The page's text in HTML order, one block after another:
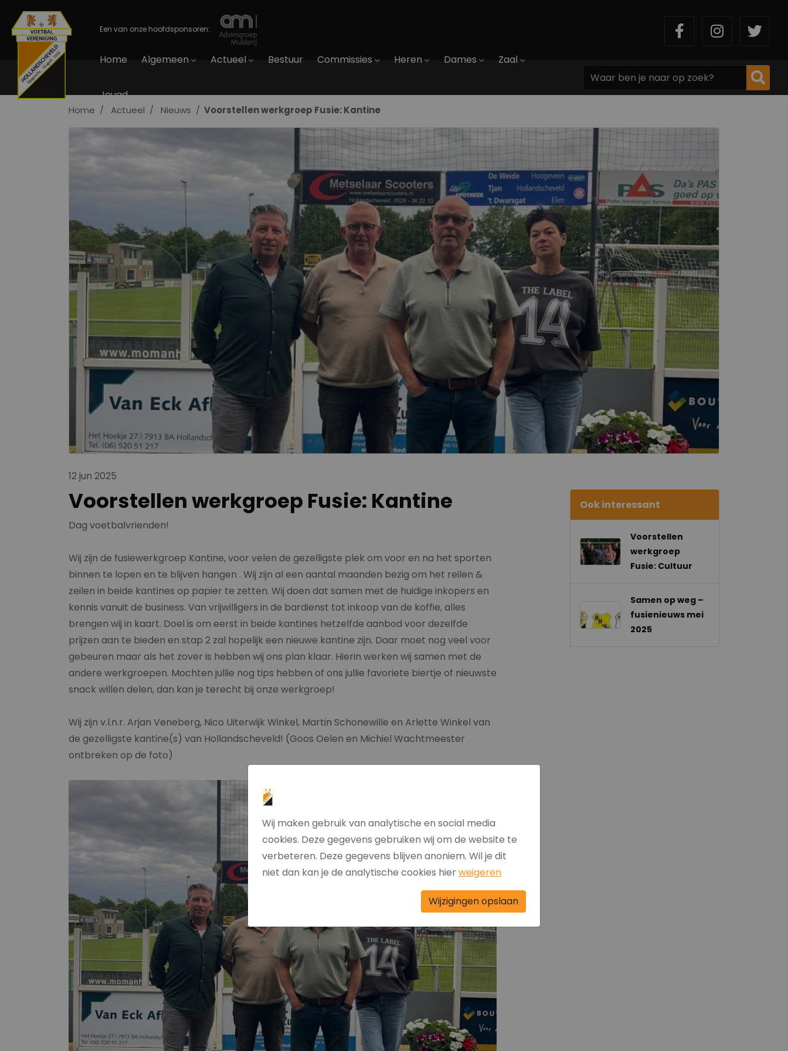
Een van onze hoofdsponsoren:
Home Algemeen Actueel Bestuur Commissies Heren Dames Zaal
Jeugd
Home Actueel Nieuws Voorstellen werkgroep Fusie: Kantine
12 jun 2025
Voorstellen werkgroep Fusie: Kantine
Dag voetbalvrienden!
Wij zijn de fusiewerkgroep Kantine, voor velen de gezelligste plek om voor en na het sporten
binnen te lopen en te blijven hangen . Wij zijn al een aantal maanden bezig om het reilen &
zeilen in beide kantines op papier te zetten. Wij doen dat samen met de huidige inkopers en
kennis vanuit de business. Van vrijwilligers in de bardienst tot inkoop van de koffie, alles
brengen wij in kaart. Doel is om eerst in beide kantines hetzelfde aanbod voor dezelfde
prijzen aan te bieden en stap 2 zal hopelijk een nieuwe kantine zijn. Daar moet nog veel voor
gebeuren maar als het zover is hebben wij ons plan klaar. Hierin werken wij samen met de
andere werkgroepen. Mochten jullie nog tips hebben of ons jullie favoriete biertje of nieuwste
snack willen delen, dan kan je terecht bij onze werkgroep!
Wij zijn v.l.n.r. Arjan Veneberg, Nico Uiterwijk Winkel, Martin Schonewille en Arlette Winkel van
de gezelligste kantine(s) van Hollandscheveld! (Goos Oelen en Michiel Wachtmeester
ontbreken op de foto)
Ook interessant
Voorstellen
werkgroep
Fusie: Cultuur
Samen op weg –
fusienieuws mei
2025
Wij maken gebruik van analytische en social media
cookies. Deze gegevens gebruiken wij om de website te
verbeteren. Deze gegevens blijven anoniem. Wil je dit
niet dan kan je de analytische cookies hierweigeren
Wijzigingen opslaan